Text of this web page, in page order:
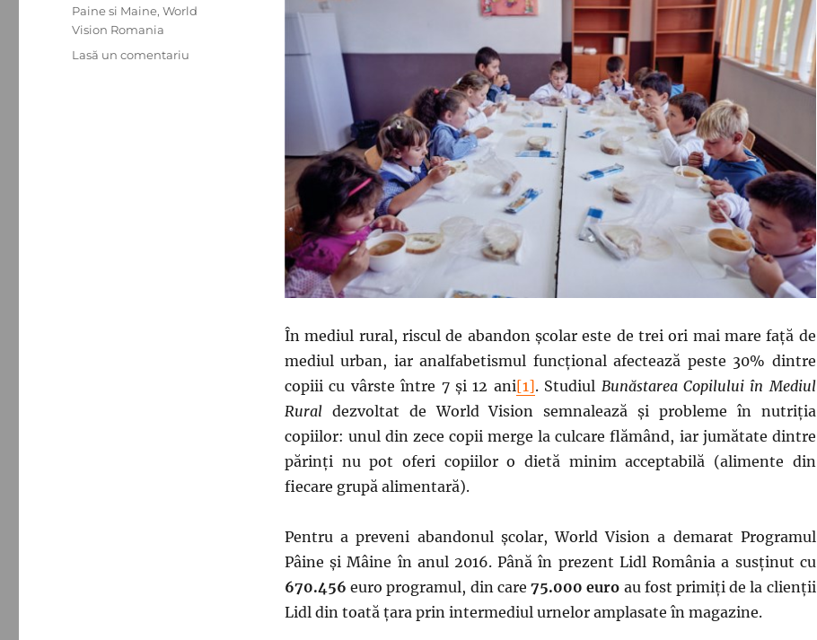
În mediul rural, riscul de abandon școlar este de trei ori mai mare față de
mediul urban, iar analfabetismul funcțional afectează peste 30% dintre
copiii cu vârste între 7 și 12 ani[1]. Studiul Bunăstarea Copilului în Mediul
Rural dezvoltat de World Vision semnalează și probleme în nutriția
copiilor: unul din zece copii merge la culcare flămând, iar jumătate dintre
părinți nu pot oferi copiilor o dietă minim acceptabilă (alimente din
fiecare grupă alimentară).
Pentru a preveni abandonul școlar, World Vision a demarat Programul
Pâine și Mâine în anul 2016. Până în prezent Lidl România a susținut cu
670.456 euro programul, din care75.000 euro au fost primiți de la clienții
Lidl din toată țara prin intermediul urnelor amplasate în magazine.
Paine si Maine,World
Vision Romania
Lasă un comentariu